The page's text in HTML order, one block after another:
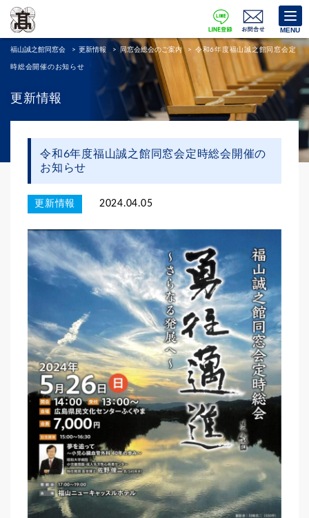
MENU
福山誠之館同窓会 > 更新情報 > 同窓会総会のご案内 > 令和6年度福山誠之館同窓会定
時総会開催のお知らせ
更新情報
令和6年度福山誠之館同窓会定時総会開催の
お知らせ
更新情報 2024.04.05